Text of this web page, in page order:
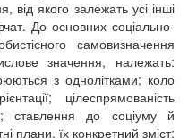
від якого залежать усі інші
До основних соціально-
самовизначення
значення, належать:
з однолітками; коло
цілеспрямованість
ставлення до соціуму й
плани, їх конкретний зміст;